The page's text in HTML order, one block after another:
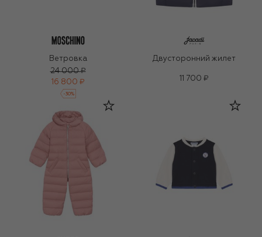
Ветровка
24 000 ₽
16 800 ₽
-30%
Двусторонний жилет
11 700 ₽